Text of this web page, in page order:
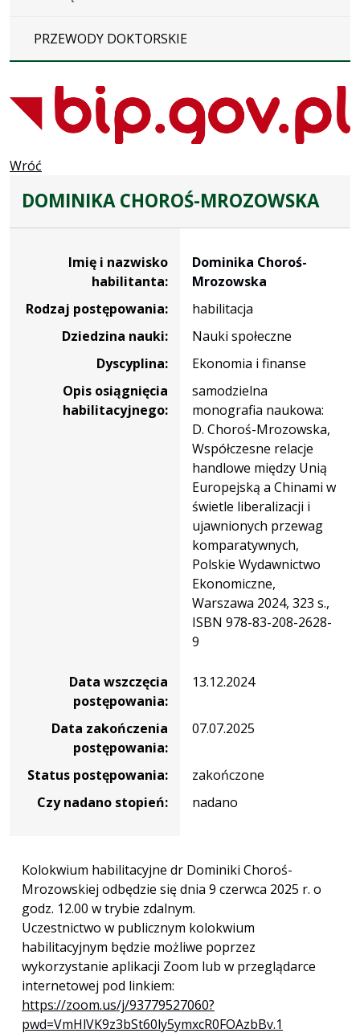
PRZEWODY DOKTORSKIE
Wróć
DOMINIKA CHOROŚ-MROZOWSKA
Imię i nazwisko
habilitanta:
Dominika Choroś-
Mrozowska
Rodzaj postępowania:
habilitacja
Dziedzina nauki:
Nauki społeczne
Dyscyplina:
Ekonomia i finanse
Opis osiągnięcia
habilitacyjnego:
samodzielna
monografia naukowa:
D. Choroś-Mrozowska,
Współczesne relacje
handlowe między Unią
Europejską a Chinami w
świetle liberalizacji i
ujawnionych przewag
komparatywnych,
Polskie Wydawnictwo
Ekonomiczne,
Warszawa 2024, 323 s.,
ISBN 978-83-208-2628-
9
Data wszczęcia
postępowania:
13.12.2024
Data zakończenia
postępowania:
07.07.2025
Status postępowania:
zakończone
Czy nadano stopień:
nadano
Kolokwium habilitacyjne dr Dominiki Choroś-
Mrozowskiej odbędzie się dnia 9 czerwca 2025 r. o
godz. 12.00 w trybie zdalnym.
Uczestnictwo w publicznym kolokwium
habilitacyjnym będzie możliwe poprzez
wykorzystanie aplikacji Zoom lub w przeglądarce
internetowej pod linkiem:
https://zoom.us/j/93779527060?
pwd=VmHlVK9z3bSt60ly5ymxcR0FOAzbBv.1